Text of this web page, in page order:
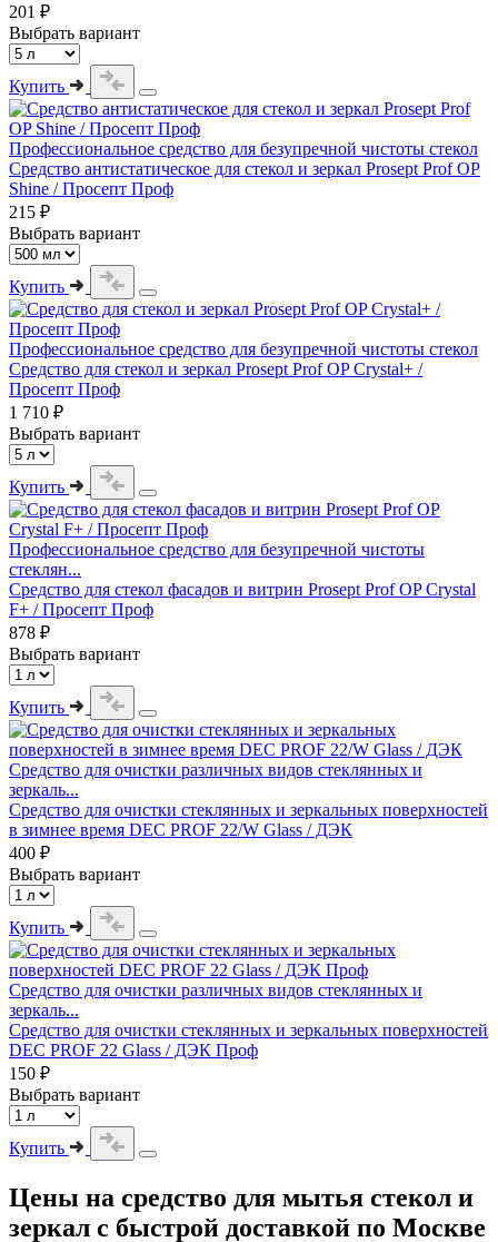
201 ₽
Выбрать вариант
Купить
Профессиональное средство для безупречной чистоты стекол
Средство антистатическое для стекол и зеркал Prosept Prof OP
Shine / Просепт Проф
215 ₽
Выбрать вариант
Купить
Профессиональное средство для безупречной чистоты стекол
Средство для стекол и зеркал Prosept Prof OP Crystal+ /
Просепт Проф
1 710 ₽
Выбрать вариант
Купить
Профессиональное средство для безупречной чистоты
стеклян...
Средство для стекол фасадов и витрин Prosept Prof OP Crystal
F+ / Просепт Проф
878 ₽
Выбрать вариант
Купить
Средство для очистки различных видов стеклянных и
зеркаль...
Средство для очистки стеклянных и зеркальных поверхностей
в зимнее время DEC PROF 22/W Glass / ДЭК
400 ₽
Выбрать вариант
Купить
Средство для очистки различных видов стеклянных и
зеркаль...
Средство для очистки стеклянных и зеркальных поверхностей
DEC PROF 22 Glass / ДЭК Проф
150 ₽
Выбрать вариант
Купить
Цены на средство для мытья стекол и
зеркал с быстрой доставкой по Москве